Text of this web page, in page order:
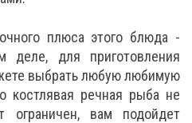
плюса этого блюда -
деле, для приготовления
выбрать любую любимую
костлявая речная рыба не
ограничен, вам подойдет